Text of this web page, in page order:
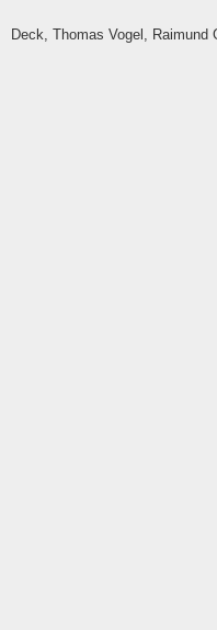
Deck, Thomas Vogel, Raimund